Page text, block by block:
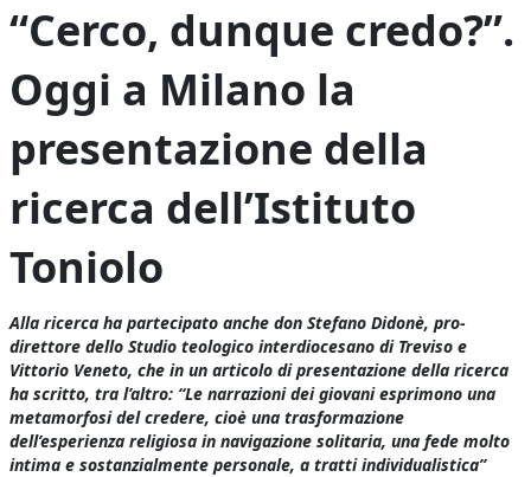
“Cerco, dunque credo?”.
Oggi a Milano la
presentazione della
ricerca dell’Istituto
Toniolo
Alla ricerca ha partecipato anche don Stefano Didonè, pro-
direttore dello Studio teologico interdiocesano di Treviso e
Vittorio Veneto, che in un articolo di presentazione della ricerca
ha scritto, tra l’altro: “Le narrazioni dei giovani esprimono una
metamorfosi del credere, cioè una trasformazione
dell’esperienza religiosa in navigazione solitaria, una fede molto
intima e sostanzialmente personale, a tratti individualistica”